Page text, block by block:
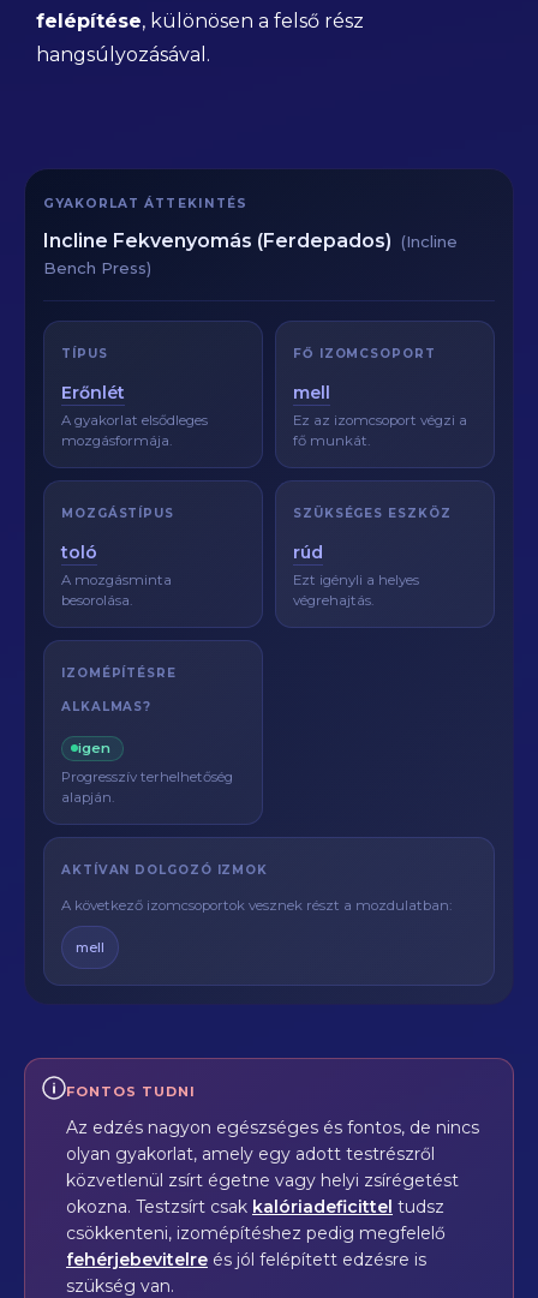
felépítése, különösen a felső rész
hangsúlyozásával.
GYAKORLAT ÁTTEKINTÉS
Incline Fekvenyomás (Ferdepados) (Incline
Bench Press)
TÍPUS
Erőnlét
A gyakorlat elsődleges
mozgásformája.
FŐ IZOMCSOPORT
mell
Ez az izomcsoport végzi a
fő munkát.
MOZGÁSTÍPUS
toló
A mozgásminta
besorolása.
SZÜKSÉGES ESZKÖZ
rúd
Ezt igényli a helyes
végrehajtás.
IZOMÉPÍTÉSRE
ALKALMAS?
igen
Progresszív terhelhetőség
alapján.
AKTÍVAN DOLGOZÓ IZMOK
A következő izomcsoportok vesznek részt a mozdulatban:
mell
FONTOS TUDNI
Az edzés nagyon egészséges és fontos, de nincs
olyan gyakorlat, amely egy adott testrészről
közvetlenül zsírt égetne vagy helyi zsírégetést
okozna. Testzsírt csak kalóriadeficittel tudsz
csökkenteni, izomépítéshez pedig megfelelő
fehérjebevitelre és jól felépített edzésre is
szükség van.